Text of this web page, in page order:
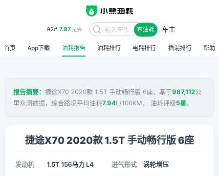
92# 7.97元/升 查油耗 车主
首页 App下载 油耗报告 油耗排行 电耗排行 插混排行 帮助
报告摘要： 捷途X70 2020款 1.5T 手动畅行版 6座，基于987,112公
里众测数据，综合路况平均油耗7.94L/100KM， 油耗评级5星。
捷途X70 2020款 1.5T 手动畅行版 6座
发动机 1.5T 156马力 L4 进气形式 涡轮增压